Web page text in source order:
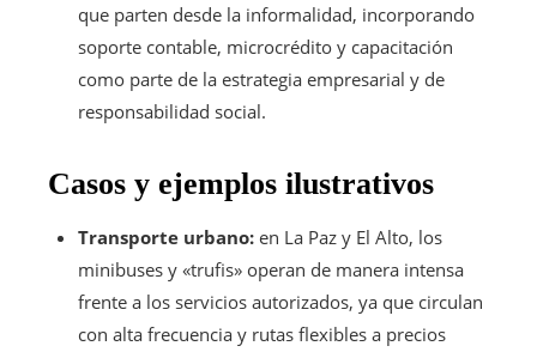
que parten desde la informalidad, incorporando
soporte contable, microcrédito y capacitación
como parte de la estrategia empresarial y de
responsabilidad social.
Casos y ejemplos ilustrativos
Transporte urbano: en La Paz y El Alto, los
minibuses y «trufis» operan de manera intensa
frente a los servicios autorizados, ya que circulan
con alta frecuencia y rutas flexibles a precios